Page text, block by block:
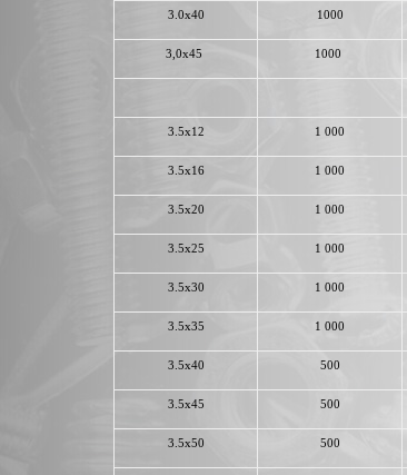
3.0x40 1000
3,0x45 1000
3.5x12 1 000
3.5x16 1 000
3.5x20 1 000
3.5x25 1 000
3.5x30 1 000
3.5x35 1 000
3.5x40 500
3.5x45 500
3.5x50 500